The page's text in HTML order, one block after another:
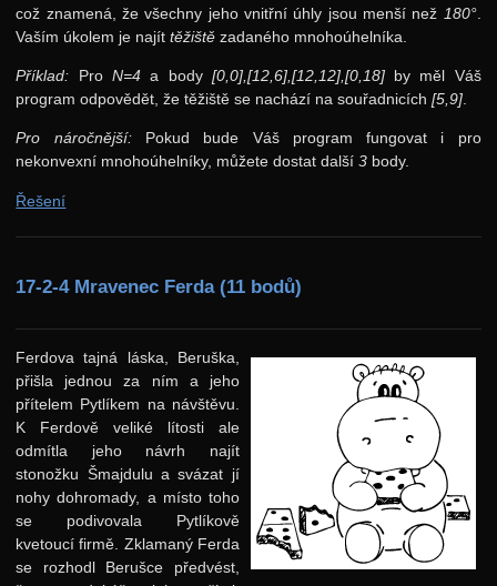
což znamená, že všechny jeho vnitřní úhly jsou menší než 180°.
Vaším úkolem je najíttěžiště zadaného mnohoúhelníka.
Příklad: Pro N=4a body [0,0],[12,6],[12,12],[0,18]by měl Váš
program odpovědět, že těžiště se nachází na souřadnicích[5,9]
Pro náročnější:Pokud bude Váš program fungovat i pro
nekonvexní mnohoúhelníky, můžete dostat další3 body.
Řešení
17-2-4 Mravenec Ferda (11 bodů)
Ferdova tajná láska, Beruška,
přišla jednou za ním a jeho
přítelem Pytlíkem na návštěvu.
K Ferdově veliké lítosti ale
odmítla jeho návrh najít
stonožku Šmajdulu a svázat jí
nohy dohromady, a místo toho
se podivovala Pytlíkově
kvetoucí firmě. Zklamaný Ferda
se rozhodl Berušce předvést,